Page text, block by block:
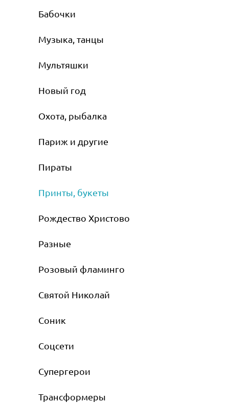
Бабочки
Музыка, танцы
Мультяшки
Новый год
Охота, рыбалка
Париж и другие
Пираты
Принты, букеты
Рождество Христово
Разные
Розовый фламинго
Святой Николай
Соник
Соцсети
Супергерои
Трансформеры